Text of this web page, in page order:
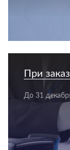
При
До 31